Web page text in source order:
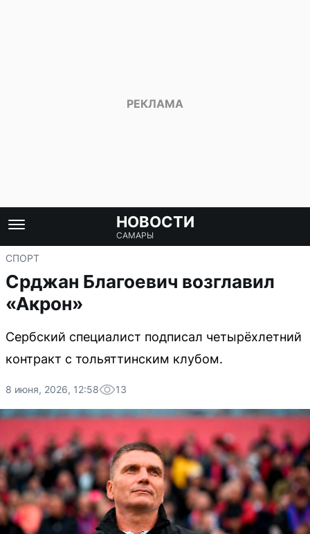
НОВОСТИ
САМАРЫ
СПОРТ
Срджан Благоевич возглавил
«Акрон»
Сербский специалист подписал четырёхлетний
контракт с тольяттинским клубом.
8 июня, 2026, 12:58 13